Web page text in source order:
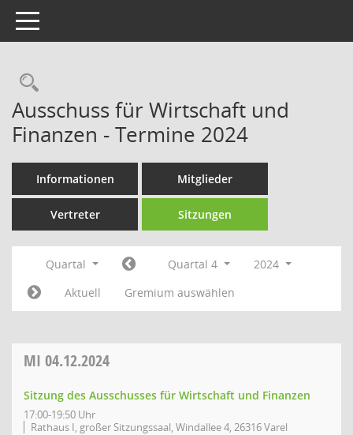
Toggle navigation
Rechercheauswahl
Ausschuss für Wirtschaft und
Finanzen - Termine 2024
Informationen Mitglieder
Vertreter Sitzungen
Quartal Quartal 4
2024
Aktuell
Gremium auswählen
MI 04.12.2024
Sitzung des Ausschusses für Wirtschaft und Finanzen
17:00-19:50 Uhr
Rathaus I, großer Sitzungssaal, Windallee 4, 26316 Varel